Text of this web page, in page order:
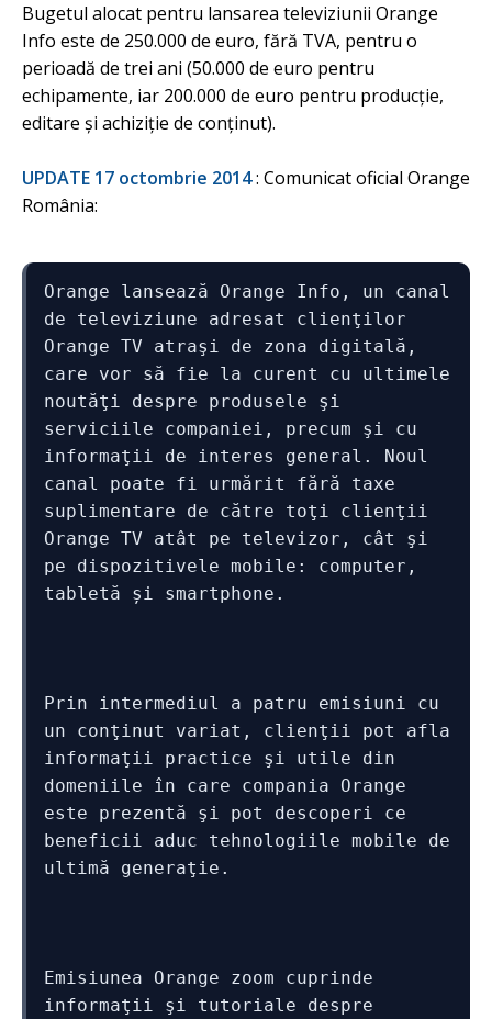
Bugetul alocat pentru lansarea televiziunii Orange
Info este de 250.000 de euro, fără TVA, pentru o
perioadă de trei ani (50.000 de euro pentru
echipamente, iar 200.000 de euro pentru producţie,
editare şi achiziţie de conţinut).
UPDATE 17 octombrie 2014: Comunicat oficial Orange
România:
Orange lansează Orange Info, un canal
de televiziune adresat clienţilor
Orange TV atraşi de zona digitală,
care vor să fie la curent cu ultimele
noutăţi despre produsele şi
serviciile companiei, precum şi cu
informaţii de interes general. Noul
canal poate fi urmărit fără taxe
suplimentare de către toţi clienţii
Orange TV atât pe televizor, cât şi
pe dispozitivele mobile: computer,
tabletă și smartphone.
Prin intermediul a patru emisiuni cu
un conţinut variat, clienţii pot afla
informaţii practice şi utile din
domeniile în care compania Orange
este prezentă şi pot descoperi ce
beneficii aduc tehnologiile mobile de
ultimă generaţie.
Emisiunea Orange zoom cuprinde
informaţii şi tutoriale despre